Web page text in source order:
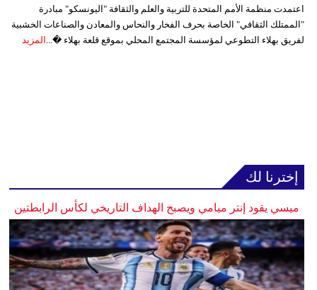
اعتمدت منظمة الأمم المتحدة للتربية والعلم والثقافة "اليونسكو" مبادرة
"الممتلك الثقافي" الخاصة بحرف الفخار والنحاس والمعادن والصناعات الخشبية
لفريق بهلاء التطوعي لمؤسسة المجتمع المحلي بموقع قلعة بهلاء �... المزيد
إخترنا لك
ميسي يقود إنتر ميامي ويصبح الهداف التاريخي لكأس الرابطتين